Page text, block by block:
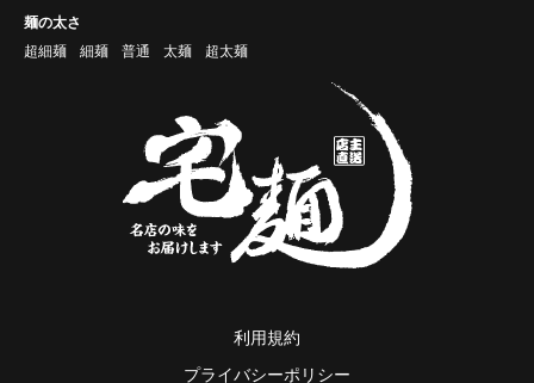
麺の太さ
超細麺
細麺 普通 太麺 超太麺
利用規約
プライバシーポリシー